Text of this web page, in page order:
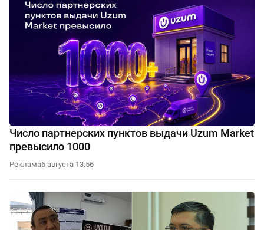
Число партнерских пунктов выдачи Uzum Market
превысило 1000
Реклама6 августа 13:56